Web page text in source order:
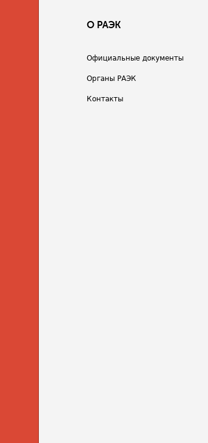
О РАЭК
Официальные документы
Органы РАЭК
Контакты